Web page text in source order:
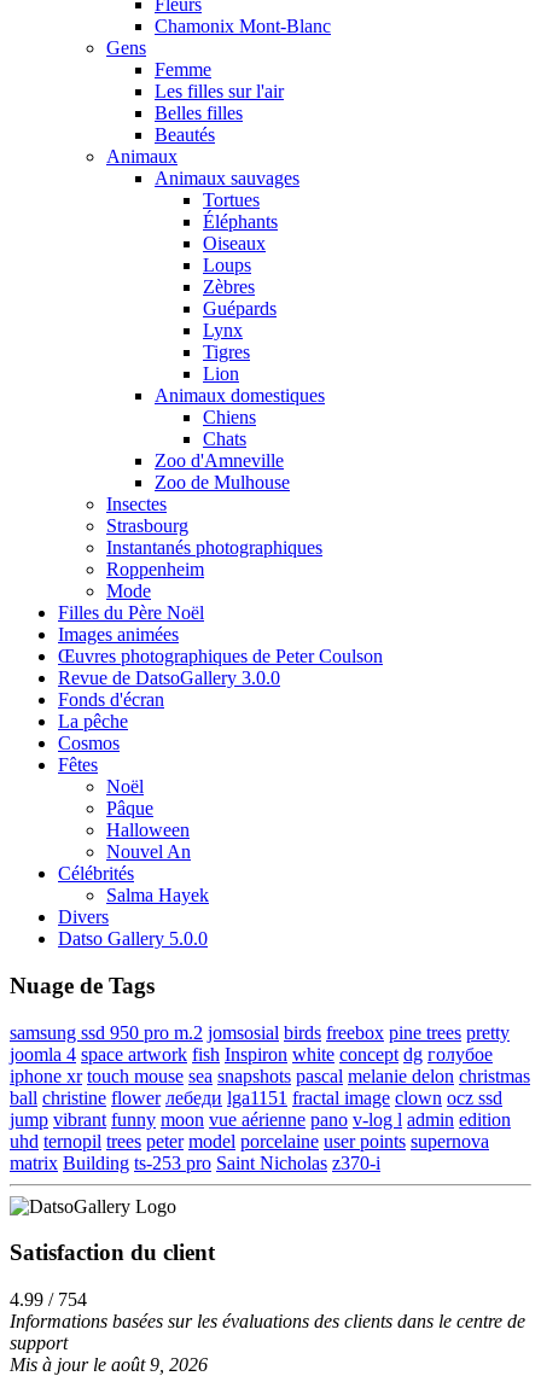
Fleurs
Chamonix Mont-Blanc
Gens
Femme
Les filles sur l'air
Belles filles
Beautés
Animaux
Animaux sauvages
Tortues
Éléphants
Oiseaux
Loups
Zèbres
Guépards
Lynx
Tigres
Lion
Animaux domestiques
Chiens
Chats
Zoo d'Amneville
Zoo de Mulhouse
Insectes
Strasbourg
Instantanés photographiques
Roppenheim
Mode
Filles du Père Noël
Images animées
Œuvres photographiques de Peter Coulson
Revue de DatsoGallery 3.0.0
Fonds d'écran
La pêche
Cosmos
Fêtes
Noël
Pâque
Halloween
Nouvel An
Célébrités
Salma Hayek
Divers
Datso Gallery 5.0.0
Nuage de Tags
samsung ssd 950 pro m.2 jomsosial birds freebox pine trees pretty
joomla 4 space artwork fish Inspiron white concept dg голубое
iphone xr touch mouse sea snapshots pascal melanie delon christmas
ball christine flower лебеди lga1151 fractal image clown ocz ssd
jump vibrant funny moon vue aérienne pano v-log l admin edition
uhd ternopil trees peter model porcelaine user points supernova
matrix Building ts-253 pro Saint Nicholas z370-i
Satisfaction du client
4.99 / 754
Informations basées sur les évaluations des clients dans le centre de
support
Mis à jour le août 9, 2026